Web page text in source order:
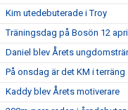
Kim utedebuterade i Troy
Träningsdag på Bosön 12
Daniel blev Årets
På onsdag är det KM i
Kaddy blev Årets motiverare